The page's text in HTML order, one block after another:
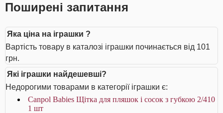
Поширені запитання
Яка ціна на іграшки ?
Вартість товару в каталозі іграшки починається від 101
грн.
Які іграшки найдешевші?
Недорогими товарами в категорії іграшки є:
Canpol Babies Щітка для пляшок і сосок з губкою 2/410
1 шт